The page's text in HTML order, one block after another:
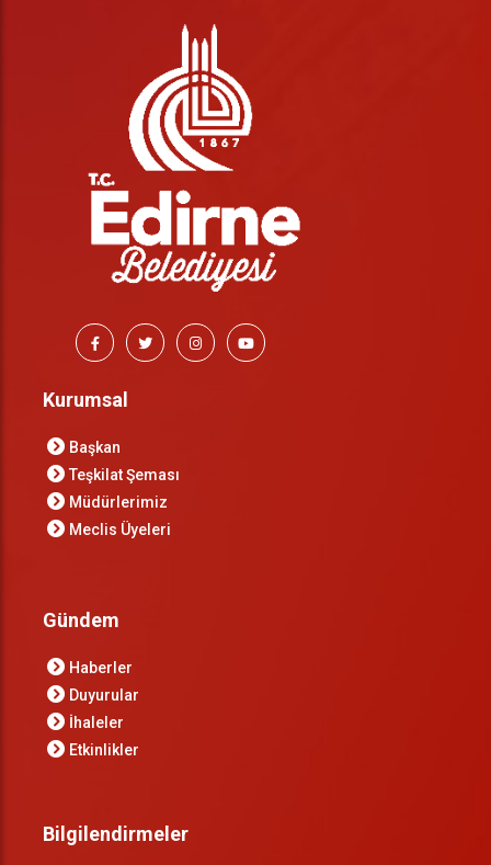
Kurumsal
Başkan
Teşkilat Şeması
Müdürlerimiz
Meclis Üyeleri
Gündem
Haberler
Duyurular
İhaleler
Etkinlikler
Bilgilendirmeler